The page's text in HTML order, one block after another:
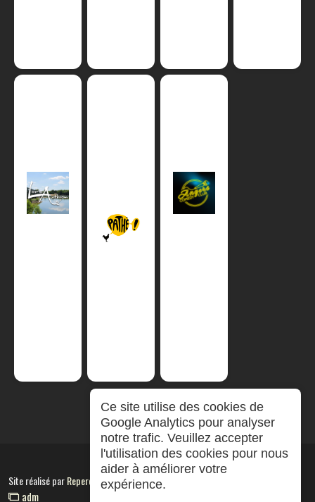
Site réalisé parRepereCom
adm
Ce site utilise des cookies de
Google Analytics pour analyser
notre trafic. Veuillez accepter
l'utilisation des cookies pour nous
aider à améliorer votre
expérience.